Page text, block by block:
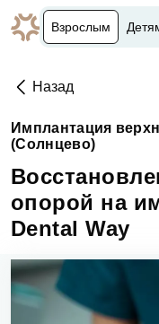
Взрослым
Назад
опорой на
Dental Way
Имплантация
(Солнцево)